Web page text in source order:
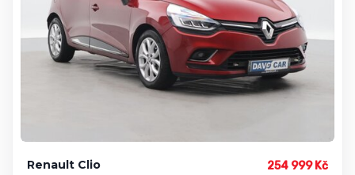
Renault Clio 254 999 Kč